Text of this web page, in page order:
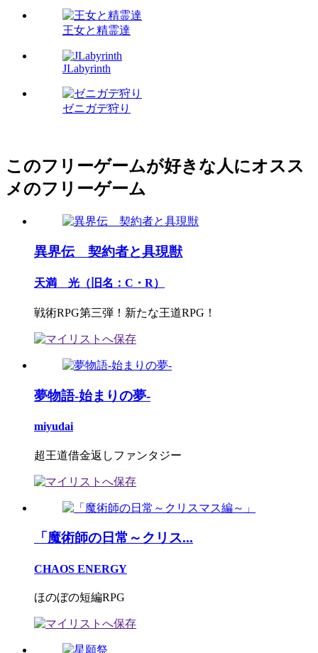
王女と精霊達
JLabyrinth
ゼニガデ狩り
このフリーゲームが好きな人にオスス
メのフリーゲーム
異界伝 契約者と具現獣
天満 光（旧名：C・R）
戦術RPG第三弾！新たな王道RPG！
夢物語-始まりの夢-
miyudai
超王道借金返しファンタジー
「魔術師の日常～クリス...
CHAOS ENERGY
ほのぼの短編RPG